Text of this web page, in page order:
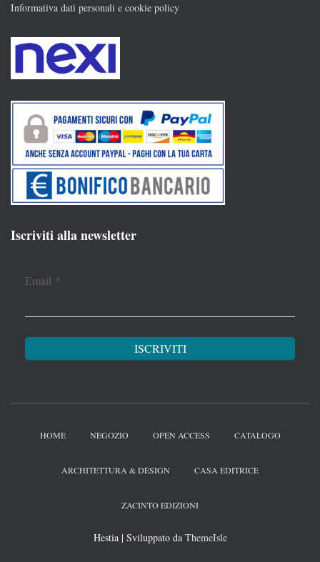
Informativa dati personali e cookie policy
Iscriviti alla newsletter
Email *
HOME NEGOZIO OPEN ACCESS CATALOGO
ARCHITETTURA & DESIGN CASA EDITRICE
ZACINTO EDIZIONI
Hestia | Sviluppato da ThemeIsle